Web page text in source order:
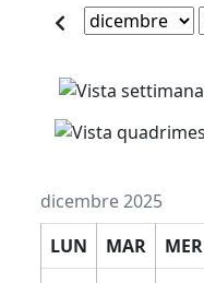
dicembre 2025
LUN
MAR MER